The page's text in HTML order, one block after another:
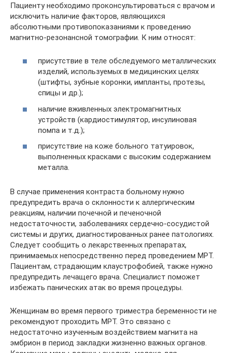
Пациенту необходимо проконсультироваться с врачом и
исключить наличие факторов, являющихся
абсолютными противопоказаниями к проведению
магнитно-резонансной томографии. К ним относят:
присутствие в теле обследуемого металлических
изделий, используемых в медицинских целях
(штифты, зубные коронки, импланты, протезы,
спицы и др.);
наличие вживленных электромагнитных
устройств (кардиостимулятор, инсулиновая
помпа и т.д.);
присутствие на коже больного татуировок,
выполненных красками с высоким содержанием
металла.
В случае применения контраста больному нужно
предупредить врача о склонности к аллергическим
реакциям, наличии почечной и печеночной
недостаточности, заболеваниях сердечно-сосудистой
системы и других, диагностированных ранее патологиях.
Следует сообщить о лекарственных препаратах,
принимаемых непосредственно перед проведением МРТ.
Пациентам, страдающим клаустрофобией, также нужно
предупредить лечащего врача. Специалист поможет
избежать панических атак во время процедуры.
Женщинам во время первого триместра беременности не
рекомендуют проходить МРТ. Это связано с
недостаточно изученным воздействием магнита на
эмбрион в период закладки жизненно важных органов.